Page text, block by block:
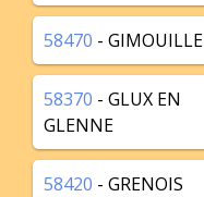
58470 - GIMOUILLE
58370 - GLUX EN
GLENNE
58420 - GRENOIS